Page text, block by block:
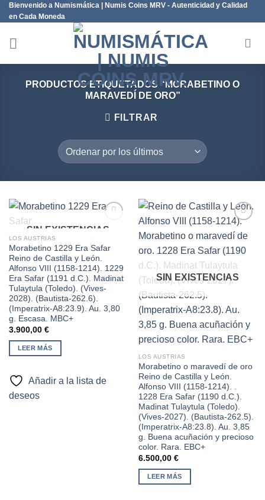
Saltar
al
contenido
Bienvenido a Numismática | Numis Coins MRV - Autenticidad y Calidad
en Cada Moneda
PRODUCTOS ETIQUETADOS “MORABETINO O
MARAVEDÍ DE ORO”
FILTRAR
Añadir
lista de
deseos
SIN EXISTENCIAS
LOS AUSTRIAS
Morabetino 1229 Era Safar
Reino de Castilla y León.
Alfonso VIII (1158-1214). 1229
Era Safar (1191 d.C.). Madinat
Tulaytula (Toledo). (Vives-
2028). (Bautista-262.6).
(Imperatrix-A8:23.9). Au. 3,80
g. Escasa. MBC+
3.900,00 €
LEER MÁS
Añadir a la lista de
deseos
Añadir
lista de
deseos
SIN EXISTENCIAS
LOS AUSTRIAS
Morabetino o maravedí de oro
Reino de Castilla y León.
Alfonso VIII (1158-1214). .
1228 Era Safar (1190 d.C.).
Madinat Tulaytula (Toledo).
(Vives-2027). (Bautista-262.5).
(Imperatrix-A8:23.8). Au. 3,85
g. Buena acuñación y precioso
color. Rara. EBC+
6.500,00 €
LEER MÁS